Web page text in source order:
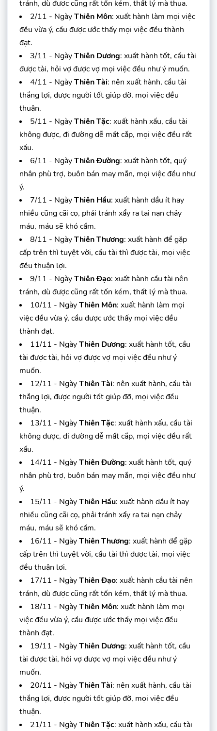
tránh, dù được cũng rất tốn kém, thất lý mà thua.
2/11 - NgàyThiên Môn: xuất hành làm mọi việc
đều vừa ý, cầu được ước thấy mọi việc đều thành
đạt.
3/11 - NgàyThiên Dương: xuất hành tốt, cầu tài
được tài, hỏi vợ được vợ mọi việc đều như ý muốn.
4/11 - NgàyThiên Tài: nên xuất hành, cầu tài
thắng lợi, được người tốt giúp đỡ, mọi việc đều
thuận.
5/11 - NgàyThiên Tặc: xuất hành xấu, cầu tài
không được, đi đường dễ mất cắp, mọi việc đều rất
xấu.
6/11 - NgàyThiên Đường: xuất hành tốt, quý
nhân phù trợ, buôn bán may mắn, mọi việc đều như
ý.
7/11 - NgàyThiên Hầu: xuất hành dầu ít hay
nhiều cũng cãi cọ, phải tránh xẩy ra tai nạn chảy
máu, máu sẽ khó cầm.
8/11 - NgàyThiên Thương: xuất hành để gặp
cấp trên thì tuyệt vời, cầu tài thì được tài, mọi việc
đều thuận lợi.
9/11 - NgàyThiên Đạo: xuất hành cầu tài nên
tránh, dù được cũng rất tốn kém, thất lý mà thua.
10/11 - NgàyThiên Môn: xuất hành làm mọi
việc đều vừa ý, cầu được ước thấy mọi việc đều
thành đạt.
11/11 - NgàyThiên Dương: xuất hành tốt, cầu
tài được tài, hỏi vợ được vợ mọi việc đều như ý
muốn.
12/11 - NgàyThiên Tài: nên xuất hành, cầu tài
thắng lợi, được người tốt giúp đỡ, mọi việc đều
thuận.
13/11 - NgàyThiên Tặc: xuất hành xấu, cầu tài
không được, đi đường dễ mất cắp, mọi việc đều rất
xấu.
14/11 - NgàyThiên Đường: xuất hành tốt, quý
nhân phù trợ, buôn bán may mắn, mọi việc đều như
ý.
15/11 - NgàyThiên Hầu: xuất hành dầu ít hay
nhiều cũng cãi cọ, phải tránh xẩy ra tai nạn chảy
máu, máu sẽ khó cầm.
16/11 - NgàyThiên Thương: xuất hành để gặp
cấp trên thì tuyệt vời, cầu tài thì được tài, mọi việc
đều thuận lợi.
17/11 - NgàyThiên Đạo: xuất hành cầu tài nên
tránh, dù được cũng rất tốn kém, thất lý mà thua.
18/11 - NgàyThiên Môn: xuất hành làm mọi
việc đều vừa ý, cầu được ước thấy mọi việc đều
thành đạt.
19/11 - NgàyThiên Dương: xuất hành tốt, cầu
tài được tài, hỏi vợ được vợ mọi việc đều như ý
muốn.
20/11 - NgàyThiên Tài: nên xuất hành, cầu tài
thắng lợi, được người tốt giúp đỡ, mọi việc đều
thuận.
21/11 - NgàyThiên Tặc: xuất hành xấu, cầu tài